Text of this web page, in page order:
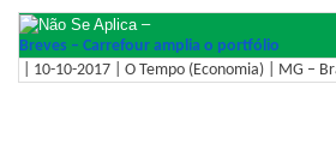
–
Breves – Carrefour amplia o portfólio
| 10-10-2017 | O Tempo (Economia) | MG –